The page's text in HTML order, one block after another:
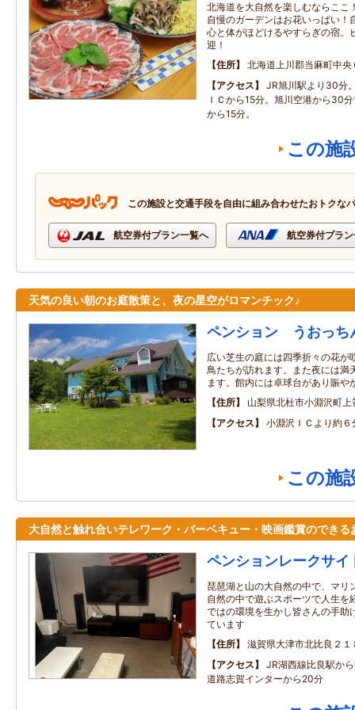
北海道を大自然を楽しむならここ
自慢のガーデンはお花いっぱい！
心と体がほどけるやすらぎの宿。
迎！
住所
北海道上川郡当麻町中央
アクセス
JR旭川駅より30分
ＩＣから15分。旭川空港から30
から15分。
この施
この施設と交通手段を自由に組み合わせたおトクな
航空券付プラン一覧へ 航空券付プラ
天気の良い朝のお庭散策と、夜の星空がロマンチック♪
ペンション うおっち
広い芝生の庭には四季折々の花が
鳥たちが訪れます。また夜には満
ます。館内には卓球台があり賑や
住所
山梨県北杜市小淵沢町上
アクセス
小淵沢ＩＣより約６
この施
大自然と触れ合いテレワーク・バーベキュー・映画鑑賞のできる
ペンションレークサイ
琵琶湖と山の大自然の中で、マリ
自然の中で遊ぶスポーツで人生を
ではの環境を生かし皆さんの手助
ています
住所
滋賀県大津市北比良２１
アクセス
JR湖西線比良駅
道路志賀インターから20分